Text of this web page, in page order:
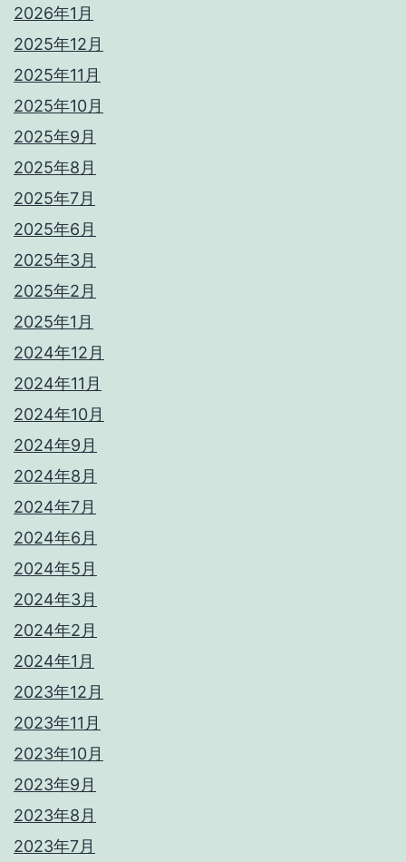
2026年1月
2025年12月
2025年11月
2025年10月
2025年9月
2025年8月
2025年7月
2025年6月
2025年3月
2025年2月
2025年1月
2024年12月
2024年11月
2024年10月
2024年9月
2024年8月
2024年7月
2024年6月
2024年5月
2024年3月
2024年2月
2024年1月
2023年12月
2023年11月
2023年10月
2023年9月
2023年8月
2023年7月